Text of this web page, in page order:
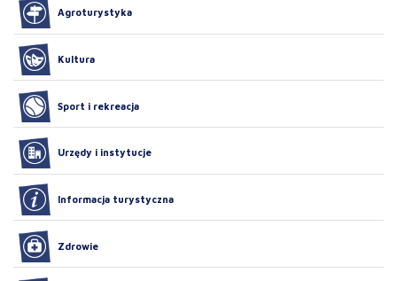
Agroturystyka
Kultura
Sport i rekreacja
Urzędy i instytucje
Informacja turystyczna
Zdrowie